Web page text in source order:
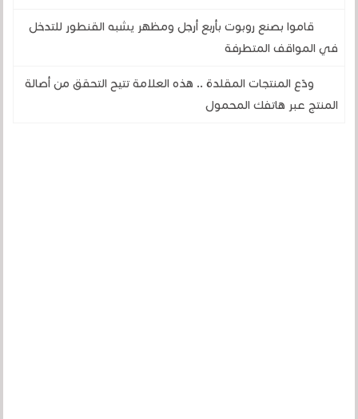
قاموا بصنع روبوت بأربع أرجل ومظهر يشبه القنطور للتدخل
في المواقف المتطرفة
ودّع المنتجات المقلدة .. هذه العلامة تتيح التحقق من أصالة
المنتج عبر هاتفك المحمول